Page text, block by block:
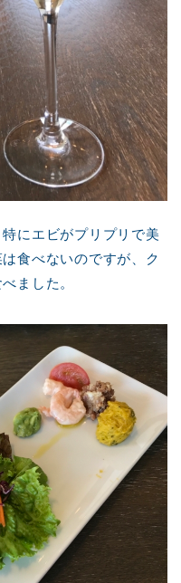
にエビがプリプリで美
食べないのですが、ク
ました。